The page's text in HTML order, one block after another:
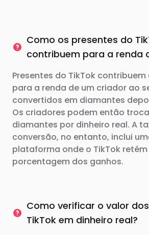
Como os presentes do
contribuem para a renda
Presentes do TikTok
para a renda de um criador ao
convertidos em diamantes
Os criadores podem então
diamantes por dinheiro real. A
conversão, no entanto, inclui
plataforma onde o TikTok
porcentagem dos ganhos.
Como verificar o valor
TikTok em dinheiro real?